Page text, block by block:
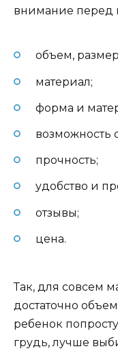
внимание перед
объем,
материал;
форма и
возможность
прочность;
удобство и
отзывы;
цена.
Так, для совсем
достаточно
ребенок
грудь, лучше